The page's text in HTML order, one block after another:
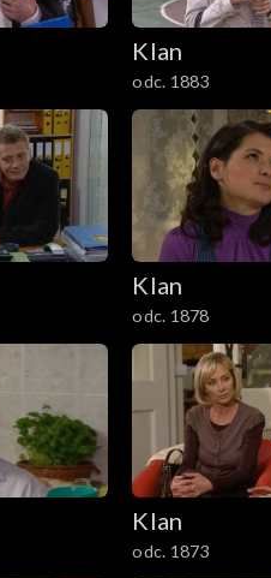
Klan
odc. 1883
Klan
odc. 1878
Klan
odc. 1873